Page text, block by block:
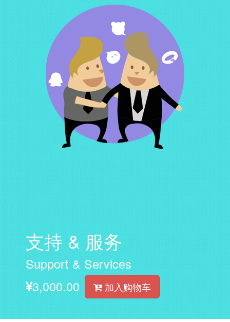
支持 & 服务
Support & Services
3,000.00
加入购物车